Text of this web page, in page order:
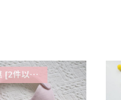
以上88折]